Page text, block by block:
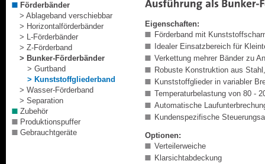
Förderbänder
> Ablageband verschiebbar
> Horizontalförderbänder
> L-Förderbänder
> Z-Förderband
> Bunker-Förderbänder
> Gurtband
> Kunststoffgliederband
> Wasser-Förderband
> Separation
Zubehör
Produktionspuffer
Gebrauchtgeräte
Eigenschaften:
Förderband mit
Idealer Einsatzbereich für
Verkettung mehrer Bänder zu
Robuste Konstruktion aus
Kunststoffglieder in variabler
Temperaturbelastung von 80 -
Automatische
Kundenspezifische
Optionen:
Verteilerweiche
Klarsichtabdeckung